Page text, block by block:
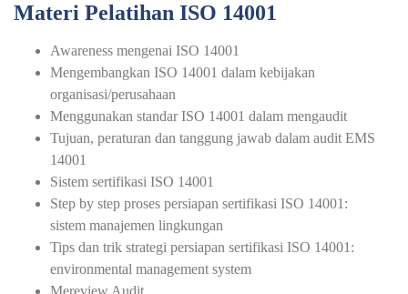
Materi Pelatihan ISO 14001
Awareness mengenai ISO 14001
Mengembangkan ISO 14001 dalam kebijakan
organisasi/perusahaan
Menggunakan standar ISO 14001 dalam mengaudit
Tujuan, peraturan dan tanggung jawab dalam audit EMS
14001
Sistem sertifikasi ISO 14001
Step by step proses persiapan sertifikasi ISO 14001:
sistem manajemen lingkungan
Tips dan trik strategi persiapan sertifikasi ISO 14001:
environmental management system